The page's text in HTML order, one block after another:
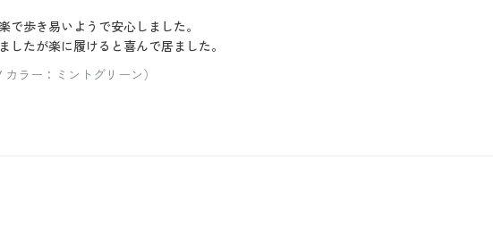
歩き易いようで安心しました。
たが楽に履けると喜んで居ました。
ラー：ミントグリーン）